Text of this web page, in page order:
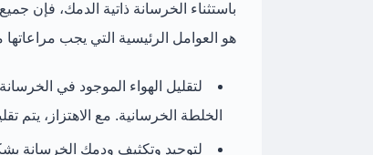
باستثناء الخرسانة ذاتية الدمك، فإن
هو العوامل الرئيسية التي يجب
الخلطة الخرسانية. مع الاهتزاز، يتم
لتوحيد وتكثيف ودمك الخرسانة